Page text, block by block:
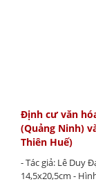
Định cư văn
(Quảng Ninh)
Thiên Huế)
- Tác giả: Lê Duy
14,5x20,5cm -